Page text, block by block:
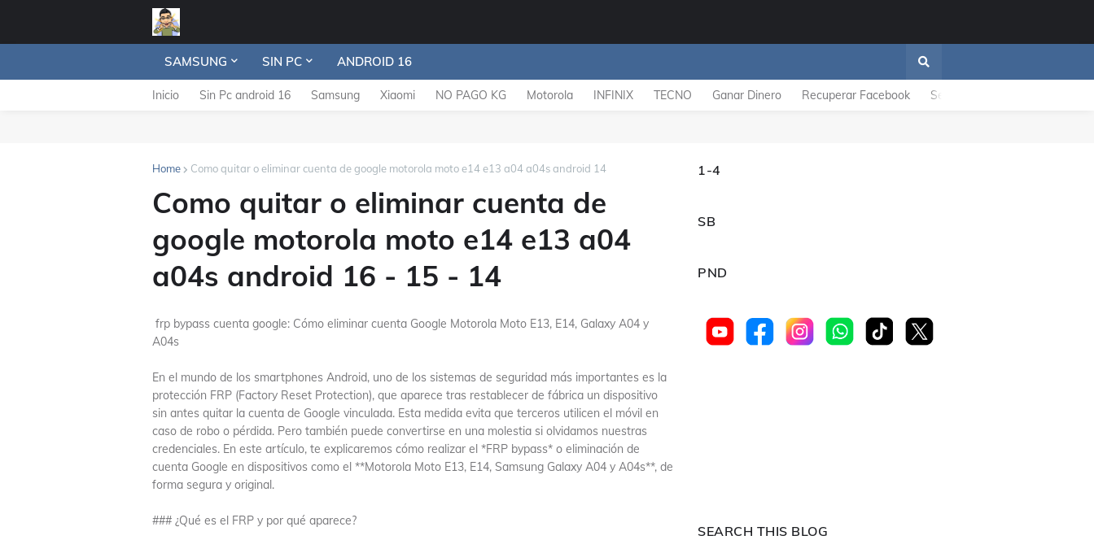
SAMSUNG SIN PC ANDROID 16
Inicio Sin Pc android 16 Samsung Xiaomi NO PAGO KG Motorola INFINIX TECNO Ganar Dinero Recuperar Facebook Se Descarga Rapido
Home Como quitar o eliminar cuenta de google motorola moto e14 e13 a04 a04s android 14
Como quitar o eliminar cuenta de
google motorola moto e14 e13 a04
a04s android 16 - 15 - 14
frp bypass cuenta google: Cómo eliminar cuenta Google Motorola Moto E13, E14, Galaxy A04 y
A04s
En el mundo de los smartphones Android, uno de los sistemas de seguridad más importantes es la
protección FRP (Factory Reset Protection), que aparece tras restablecer de fábrica un dispositivo
sin antes quitar la cuenta de Google vinculada. Esta medida evita que terceros utilicen el móvil en
caso de robo o pérdida. Pero también puede convertirse en una molestia si olvidamos nuestras
credenciales. En este artículo, te explicaremos cómo realizar el *FRP bypass* o eliminación de
cuenta Google en dispositivos como el **Motorola Moto E13, E14, Samsung Galaxy A04 y A04s**, de
forma segura y original.
### ¿Qué es el FRP y por qué aparece?
1-4
SB
PND
SEARCH THIS BLOG